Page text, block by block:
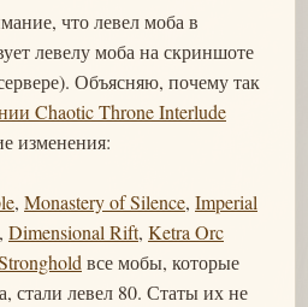
что левел моба в
левелу моба на скриншоте
Объясняю, почему так
Chaotic Throne Interlude
изменения:
, Monastery of Silence, Imperial
, Dimensional Rift, Ketra Orc
все мобы, которые
стали левел 80. Статы их не